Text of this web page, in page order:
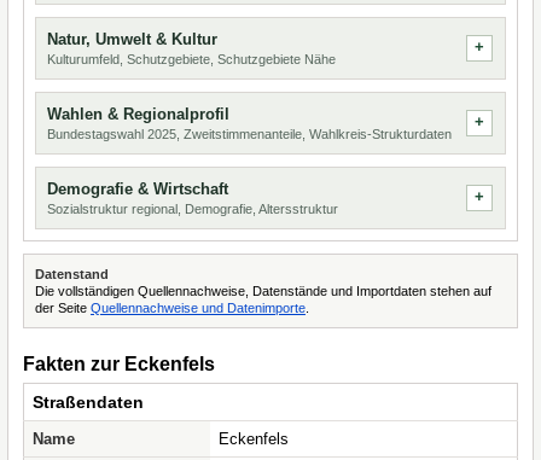
Natur, Umwelt & Kultur
Kulturumfeld, Schutzgebiete, Schutzgebiete Nähe
Wahlen & Regionalprofil
Bundestagswahl 2025, Zweitstimmenanteile, Wahlkreis-Strukturdaten
Demografie & Wirtschaft
Sozialstruktur regional, Demografie, Altersstruktur
Datenstand
Die vollständigen Quellennachweise, Datenstände und Importdaten stehen auf
der Seite Quellennachweise und Datenimporte
Fakten zur Eckenfels
Straßendaten
Name
Eckenfels